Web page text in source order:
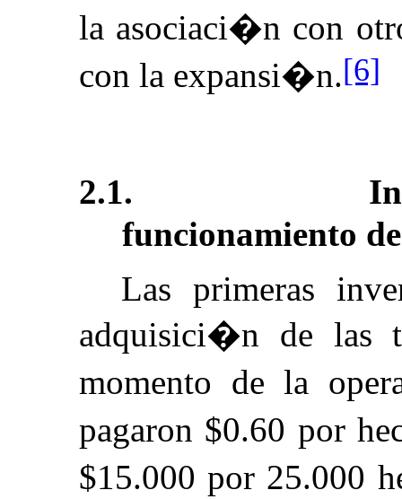
la asociaci�n con
con la expansi�n.[6]
2.1.
funcionamiento
Las primeras
adquisici�n de las
momento de la
pagaron $0.60 por
$15.000 por 25.000